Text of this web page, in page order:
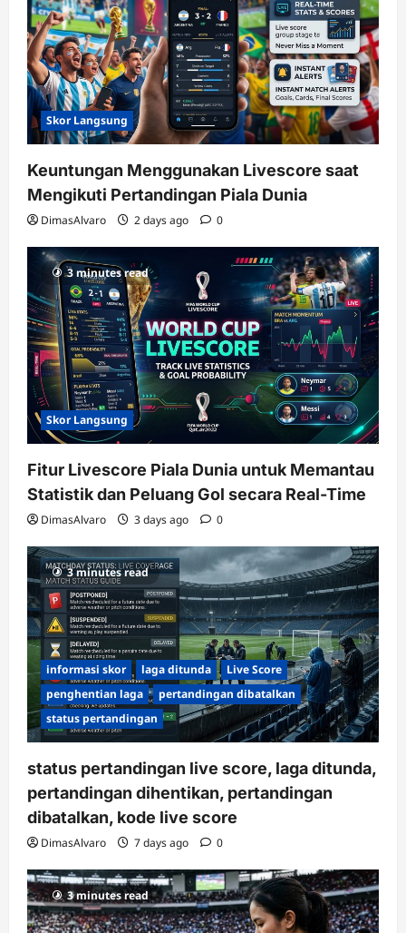
Skor Langsung
Keuntungan Menggunakan Livescore saat
Mengikuti Pertandingan Piala Dunia
DimasAlvaro 2 days ago 0
3 minutes read
Skor Langsung
Fitur Livescore Piala Dunia untuk Memantau
Statistik dan Peluang Gol secara Real-Time
DimasAlvaro 3 days ago 0
3 minutes read
informasi skor laga ditunda
Live Score
penghentian laga
pertandingan dibatalkan
status pertandingan
status pertandingan live score, laga ditunda,
pertandingan dihentikan, pertandingan
dibatalkan, kode live score
DimasAlvaro 7 days ago 0
3 minutes read